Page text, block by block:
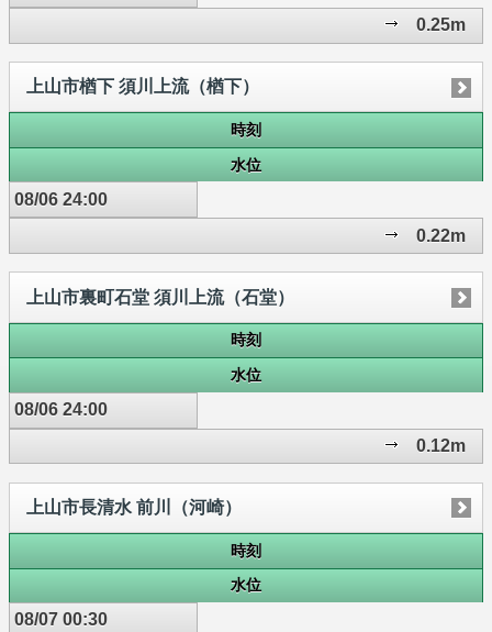
0.25m
上山市楢下 須川上流（楢下）
時刻
水位
08/06 24:00
0.22m
上山市裏町石堂 須川上流（石堂）
時刻
水位
08/06 24:00
0.12m
上山市長清水 前川（河崎）
時刻
水位
08/07 00:30